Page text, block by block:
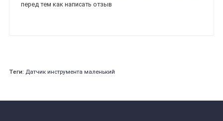
перед тем как написать отзыв
Теги: Датчик инструмента маленький